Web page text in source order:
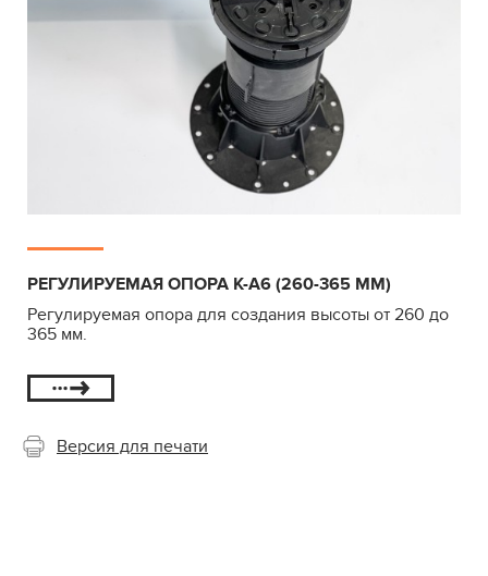
РЕГУЛИРУЕМАЯ ОПОРА К-А6 (260-365 ММ)
Регулируемая опора для создания высоты от 260 до
365 мм.
Версия для печати